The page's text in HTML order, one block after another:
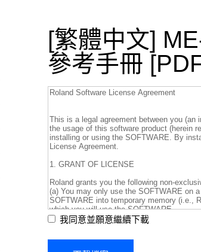
[繁體中文]
參考手冊
我同意並願意繼續下載